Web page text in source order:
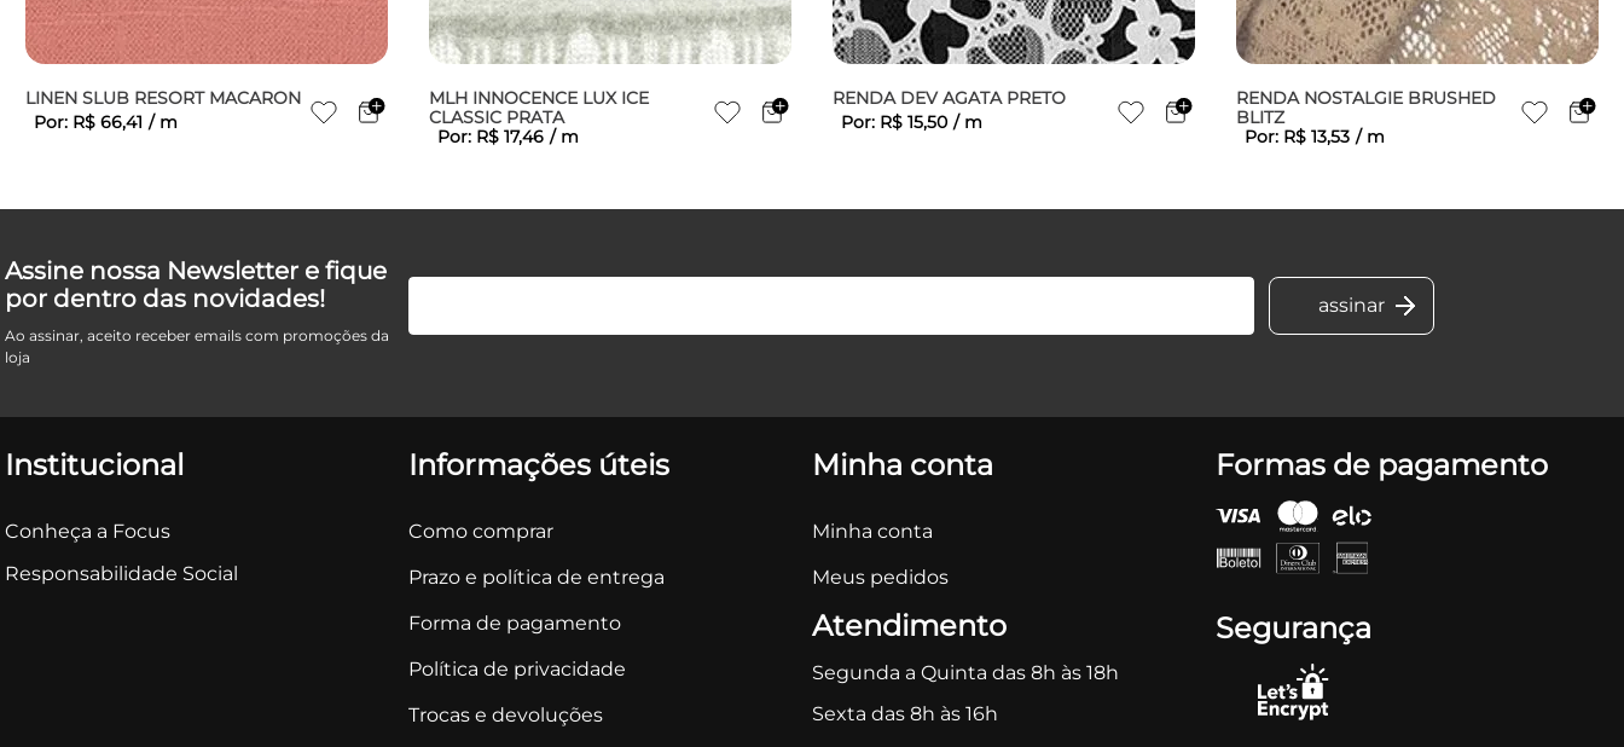
LINEN SLUB RESORT MACARON
Por: R$ 66,41 / m
MLH INNOCENCE LUX ICE
CLASSIC PRATA
Por: R$ 17,46 / m
RENDA DEV AGATA PRETO
Por: R$ 15,50 / m
RENDA NOSTALGIE BRUSHED
BLITZ
Por: R$ 13,53 / m
Assine nossa Newsletter e fique
por dentro das novidades!
Ao assinar, aceito receber emails com promoções da
loja
Institucional
Conheça a Focus
Responsabilidade Social
Informações úteis
Como comprar
Prazo e política de entrega
Forma de pagamento
Política de privacidade
Trocas e devoluções
Minha conta
Minha conta
Meus pedidos
Atendimento
Segunda a Quinta das 8h às 18h
Sexta das 8h às 16h
Formas de pagamento
Segurança